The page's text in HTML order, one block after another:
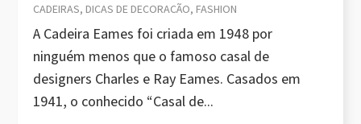
CADEIRAS,DICAS DE DECORAÇÃO,FASHION
A Cadeira Eames foi criada em 1948 por
ninguém menos que o famoso casal de
designers Charles e Ray Eames. Casados em
1941, o conhecido “Casal de...